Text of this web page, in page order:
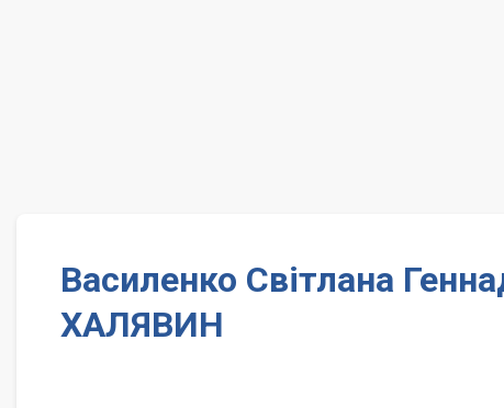
Василенко Світлана
ХАЛЯВИН